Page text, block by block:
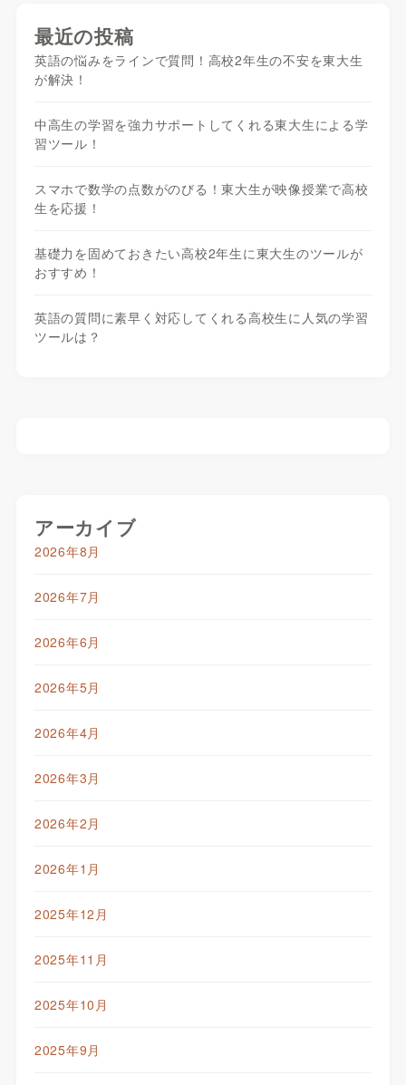
最近の投稿
英語の悩みをラインで質問！高校2年生の不安を東大生
が解決！
中高生の学習を強力サポートしてくれる東大生による学
習ツール！
スマホで数学の点数がのびる！東大生が映像授業で高校
生を応援！
基礎力を固めておきたい高校2年生に東大生のツールが
おすすめ！
英語の質問に素早く対応してくれる高校生に人気の学習
ツールは？
アーカイブ
2026年8月
2026年7月
2026年6月
2026年5月
2026年4月
2026年3月
2026年2月
2026年1月
2025年12月
2025年11月
2025年10月
2025年9月